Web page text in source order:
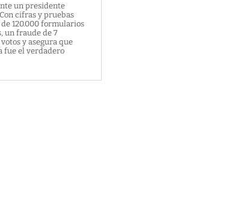
un presidente
cifras y pruebas
120.000 formularios
un fraude de 7
y asegura que
fue el verdadero